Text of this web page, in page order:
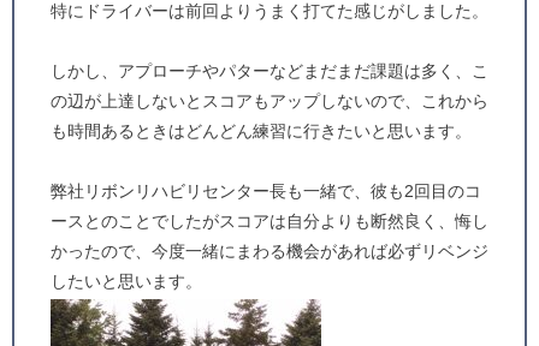
特にドライバーは前回よりうまく打てた感じがしました。
しかし、アプローチやパターなどまだまだ課題は多く、こ
の辺が上達しないとスコアもアップしないので、これから
も時間あるときはどんどん練習に行きたいと思います。
弊社リボンリハビリセンター長も一緒で、彼も2回目のコ
ースとのことでしたがスコアは自分よりも断然良く、悔し
かったので、今度一緒にまわる機会があれば必ずリベンジ
したいと思います。